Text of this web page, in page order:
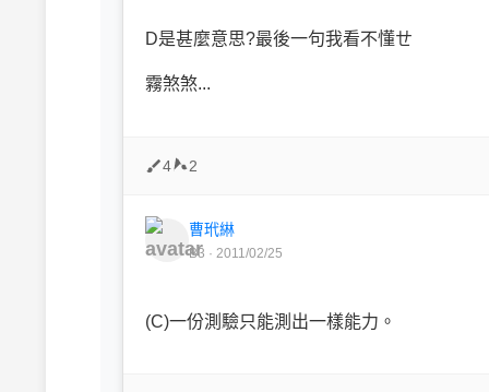
D是甚麼意思?最後一句我看不懂ㄝ
霧煞煞...
4 2
曹玳綝
B3 · 2011/02/25
(C)一份測驗只能測出一樣能力。